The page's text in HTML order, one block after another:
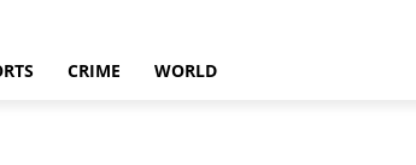
CRIME WORLD